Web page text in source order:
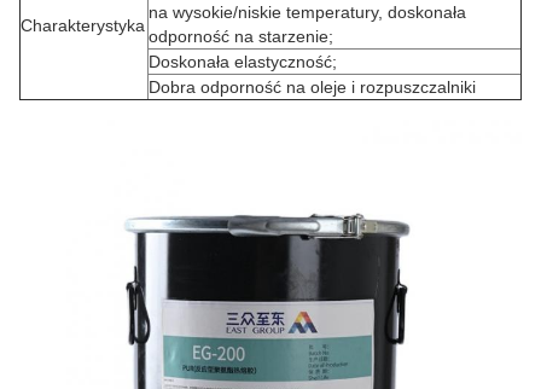
Charakterystyka
na wysokie/niskie temperatury, doskonała
odporność na starzenie;
Doskonała elastyczność;
Dobra odporność na oleje i rozpuszczalniki